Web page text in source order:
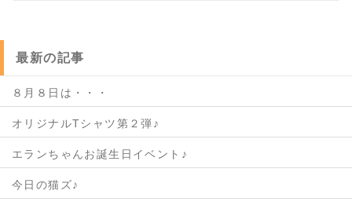
最新の記事
８月８日は・・・
オリジナルTシャツ第２弾♪
エランちゃんお誕生日イベント♪
今日の猫ズ♪